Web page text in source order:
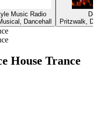
Music Radio
Dancehall
Pritzwalk,
House Trance